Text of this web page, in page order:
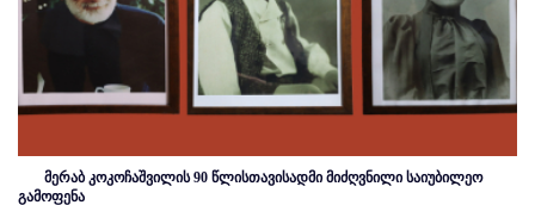
მერაბ კოკოჩაშვილის 90 წლისთავისადმი მიძღვნილი საიუბილეო
გამოფენა